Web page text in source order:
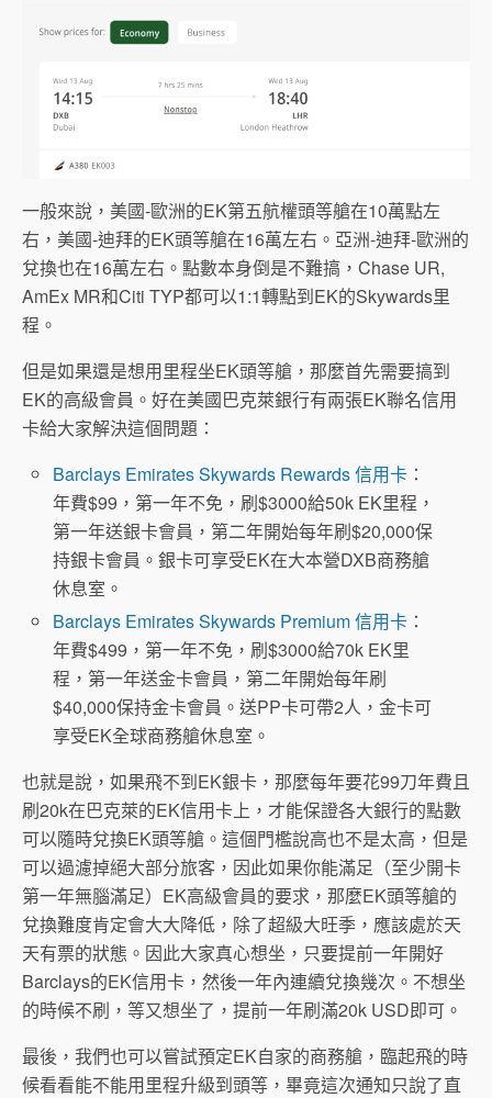
一般來說，美國-歐洲的EK第五航權頭等艙在10萬點左
右，美國-迪拜的EK頭等艙在16萬左右。亞洲-迪拜-歐洲的
兌換也在16萬左右。點數本身倒是不難搞，Chase UR,
AmEx MR和Citi TYP都可以1:1轉點到EK的Skywards里
程。
但是如果還是想用里程坐EK頭等艙，那麼首先需要搞到
EK的高級會員。好在美國巴克萊銀行有兩張EK聯名信用
卡給大家解決這個問題：
Barclays Emirates Skywards Rewards 信用卡 ：
年費$99，第一年不免，刷$3000給50k EK里程，
第一年送銀卡會員，第二年開始每年刷$20,000保
持銀卡會員。銀卡可享受EK在大本營DXB商務艙
休息室。
Barclays Emirates Skywards Premium 信用卡 ：
年費$499，第一年不免，刷$3000給70k EK里
程，第一年送金卡會員，第二年開始每年刷
$40,000保持金卡會員。送PP卡可帶2人，金卡可
享受EK全球商務艙休息室。
也就是說，如果飛不到EK銀卡，那麼每年要花99刀年費且
刷20k在巴克萊的EK信用卡上，才能保證各大銀行的點數
可以隨時兌換EK頭等艙。這個門檻說高也不是太高，但是
可以過濾掉絕大部分旅客，因此如果你能滿足（至少開卡
第一年無腦滿足）EK高級會員的要求，那麼EK頭等艙的
兌換難度肯定會大大降低，除了超級大旺季，應該處於天
天有票的狀態。因此大家真心想坐，只要提前一年開好
Barclays的EK信用卡，然後一年內連續兌換幾次。不想坐
的時候不刷，等又想坐了，提前一年刷滿20k USD即可。
最後，我們也可以嘗試預定EK自家的商務艙，臨起飛的時
候看看能不能用里程升級到頭等，畢竟這次通知只說了直